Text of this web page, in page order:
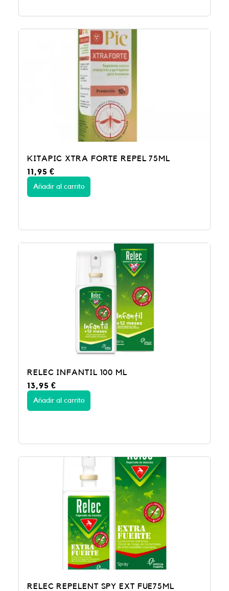
KITAPIC XTRA FORTE REPEL 75ML
11,95€
Añadir al carrito
RELEC INFANTIL 100 ML
13,95€
Añadir al carrito
RELEC REPELENT SPY EXT FUE75ML